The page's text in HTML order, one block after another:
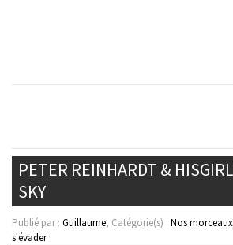
PETER REINHARDT &
SKY
Publié par : Guillaume, Catégorie(s) : Nos morceaux
s'évader